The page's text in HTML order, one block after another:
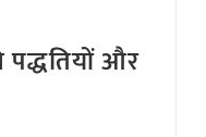
और